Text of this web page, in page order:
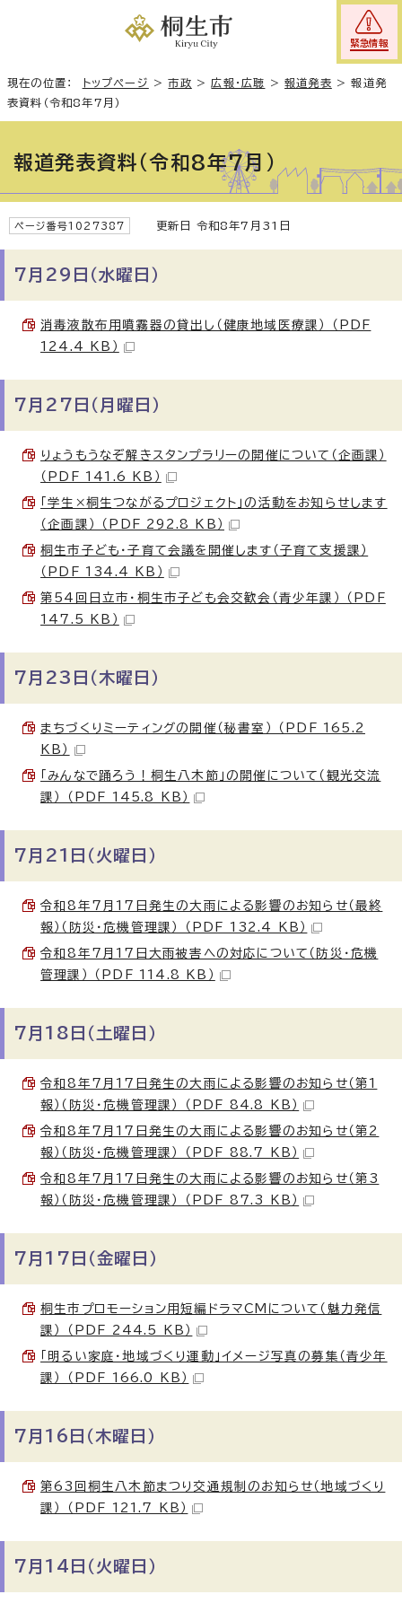
緊急情報
現在の位置： トップページ >市政 >広報・広聴 >報道発表 >報道発
表資料（令和8年7月）
報道発表資料（令和8年7月）
ページ番号1027387 更新日 令和8年7月31日
7月29日（水曜日）
消毒液散布用噴霧器の貸出し（健康地域医療課） （PDF
124.4 KB）
7月27日（月曜日）
りょうもうなぞ解きスタンプラリーの開催について（企画課）
（PDF 141.6 KB）
「学生×桐生つながるプロジェクト」の活動をお知らせします
（企画課） （PDF 292.8 KB）
桐生市子ども・子育て会議を開催します（子育て支援課）
（PDF 134.4 KB）
第54回日立市・桐生市子ども会交歓会（青少年課） （PDF
147.5 KB）
7月23日（木曜日）
まちづくりミーティングの開催（秘書室） （PDF 165.2
KB）
「みんなで踊ろう！桐生八木節」の開催について（観光交流
課） （PDF 145.8 KB）
7月21日（火曜日）
令和8年7月17日発生の大雨による影響のお知らせ（最終
報）（防災・危機管理課） （PDF 132.4 KB）
令和8年7月17日大雨被害への対応について（防災・危機
管理課） （PDF 114.8 KB）
7月18日（土曜日）
令和8年7月17日発生の大雨による影響のお知らせ（第1
報）（防災・危機管理課） （PDF 84.8 KB）
令和8年7月17日発生の大雨による影響のお知らせ（第2
報）（防災・危機管理課） （PDF 88.7 KB）
令和8年7月17日発生の大雨による影響のお知らせ（第3
報）（防災・危機管理課） （PDF 87.3 KB）
7月17日（金曜日）
桐生市プロモーション用短編ドラマCMについて（魅力発信
課） （PDF 244.5 KB）
「明るい家庭・地域づくり運動」イメージ写真の募集（青少年
課） （PDF 166.0 KB）
7月16日（木曜日）
第63回桐生八木節まつり交通規制のお知らせ（地域づくり
課） （PDF 121.7 KB）
7月14日（火曜日）